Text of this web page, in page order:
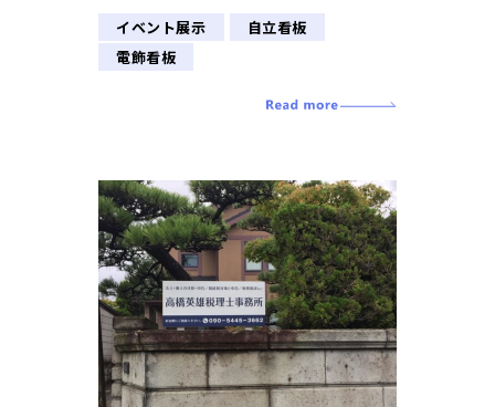
イベント展示
自立看板
電飾看板